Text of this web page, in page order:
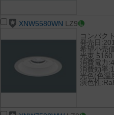
XNW5580WN LZ9
コンパク
発売日
希望小売
光束:5160
消費電力
消費効率
光色(色温
演色性